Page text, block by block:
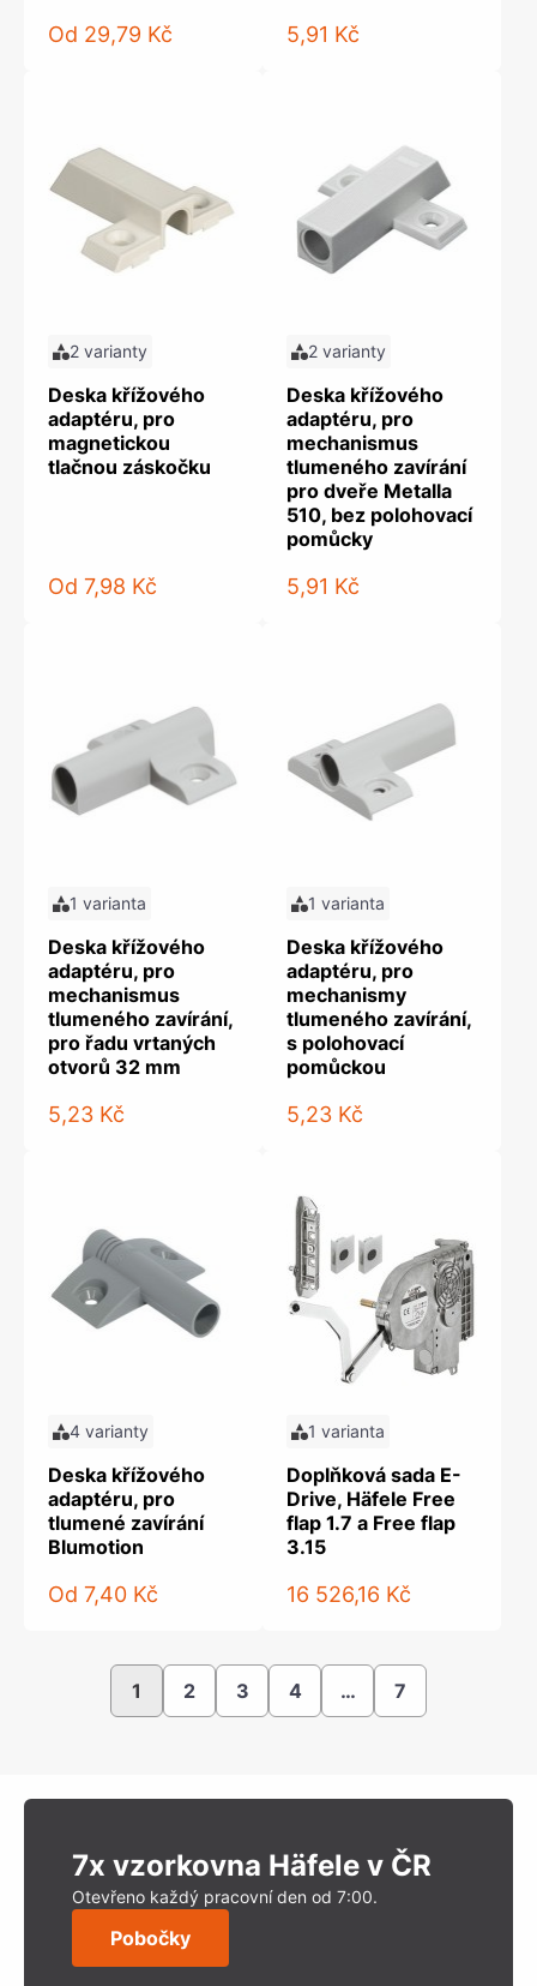
Od 29,79 Kč 5,91 Kč
2 varianty
Deska křížového
adaptéru, pro
magnetickou
tlačnou záskočku
Od 7,98 Kč
2 varianty
Deska křížového
adaptéru, pro
mechanismus
tlumeného zavírání
pro dveře Metalla
510, bez polohovací
pomůcky
5,91 Kč
1 varianta
Deska křížového
adaptéru, pro
mechanismus
tlumeného zavírání,
pro řadu vrtaných
otvorů 32 mm
5,23 Kč
1 varianta
Deska křížového
adaptéru, pro
mechanismy
tlumeného zavírání,
s polohovací
pomůckou
5,23 Kč
4 varianty
Deska křížového
adaptéru, pro
tlumené zavírání
Blumotion
Od 7,40 Kč
1 varianta
Doplňková sada E-
Drive, Häfele Free
flap 1.7 a Free flap
3.15
16 526,16 Kč
1 2 3 4 … 7
7x vzorkovna Häfele v ČR
Otevřeno každý pracovní den od 7:00.
Pobočky